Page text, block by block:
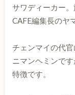
サワディーカー
CAFE編集長のヤ
チェンマイの代
ニマンヘミンで
特徴です。